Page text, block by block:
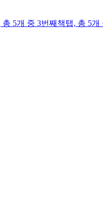
총 5개 중 3번째 책탭, 총 5개